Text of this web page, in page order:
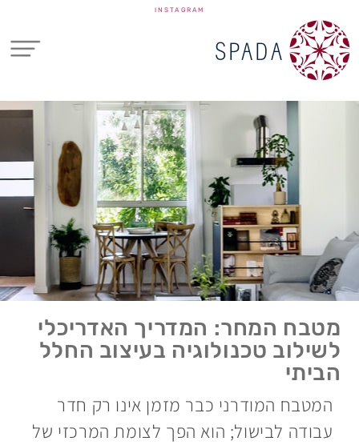
INSTAGRAM
מטבח המחר: המדריך האדריכלי
לשילוב טכנולוגיה בעיצוב החלל
הביתי
המטבח המודרני כבר מזמן אינו רק חדר
עבודה לבישול; הוא הפך לצומת המרכזי של